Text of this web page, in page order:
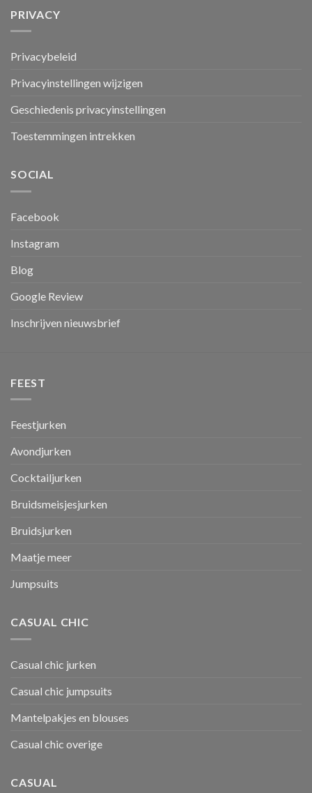
PRIVACY
Privacybeleid
Privacyinstellingen wijzigen
Geschiedenis privacyinstellingen
Toestemmingen intrekken
SOCIAL
Facebook
Instagram
Blog
Google Review
Inschrijven nieuwsbrief
FEEST
Feestjurken
Avondjurken
Cocktailjurken
Bruidsmeisjesjurken
Bruidsjurken
Maatje meer
Jumpsuits
CASUAL CHIC
Casual chic jurken
Casual chic jumpsuits
Mantelpakjes en blouses
Casual chic overige
CASUAL